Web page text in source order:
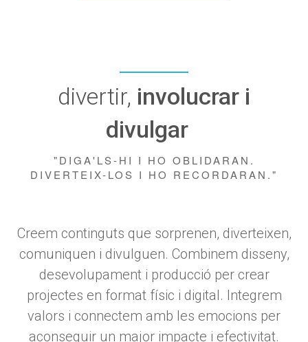
divertir, involucrar i
divulgar
"DIGA'LS-HI I HO OBLIDARAN.
DIVERTEIX-LOS I HO RECORDARAN."
Creem continguts que sorprenen, diverteixen,
comuniquen i divulguen. Combinem disseny,
desevolupament i producció per crear
projectes en format físic i digital. Integrem
valors i connectem amb les emocions per
aconseguir un major impacte i efectivitat.